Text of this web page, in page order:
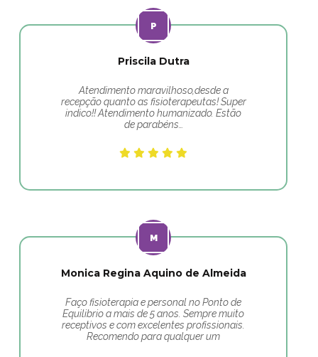
Priscila Dutra
Atendimento maravilhoso,desde a
recepção quanto as fisioterapeutas! Super
indico!! Atendimento humanizado. Estão
de parabéns…
Monica Regina Aquino de Almeida
Faço fisioterapia e personal no Ponto de
Equilibrio a mais de 5 anos. Sempre muito
receptivos e com excelentes profissionais.
Recomendo para qualquer um